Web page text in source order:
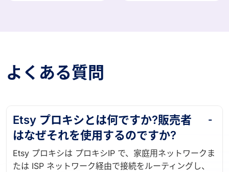
よくある質問
Etsy プロキシとは何ですか?販売者
はなぜそれを使用するのですか?
Etsy プロキシは プロキシIP で、家庭用ネットワークま
たは ISP ネットワーク経由で接続をルーティングし、